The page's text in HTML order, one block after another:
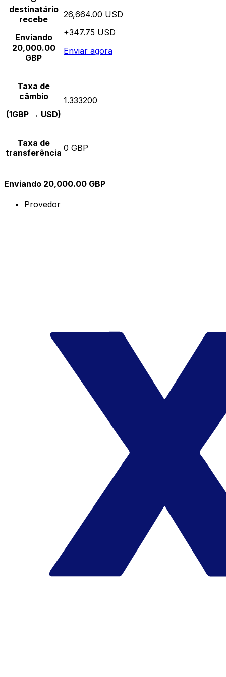
destinatário
recebe
Enviando
20,000.00
GBP
26,664.00 USD
+347.75 USD
Enviar agora
Taxa de
câmbio
(1GBP → USD)
1.333200
Taxa de
transferência 0 GBP
Enviando 20,000.00 GBP
Provedor